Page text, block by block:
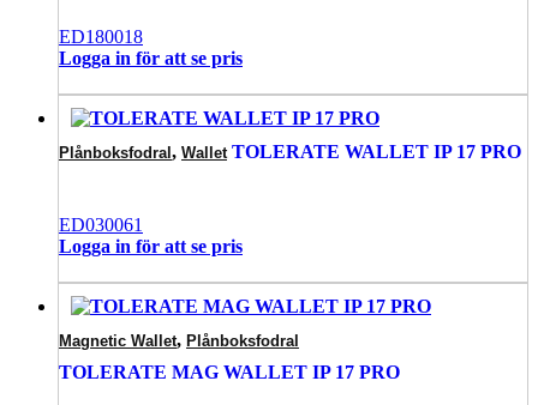
ED180018
Logga in för att se pris
Plånboksfodral , Wallet TOLERATE WALLET IP 17 PRO
ED030061
Logga in för att se pris
Magnetic Wallet, Plånboksfodral
TOLERATE MAG WALLET IP 17 PRO